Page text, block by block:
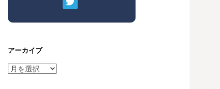
アーカイブ
ア